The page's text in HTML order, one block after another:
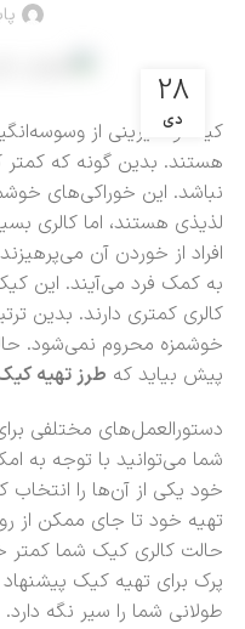
28
دی
کیک و شیرینی از
هستند. بدین گونه که
نباشد. این خوراکی‌های
لذیذی هستند، اما کالری
افراد از خوردن آن
به کمک فرد می‌آیند. این
کالری کمتری دارند. بدین
خوشمزه محروم نمی‌شود.
پیش بیاید که طرز تهیه
دستورالعمل‌های مختلفی
شما می‌توانید با توجه به
خود یکی از آن‌ها را
تهیه خود تا جای ممکن از
حالت کالری کیک شما کمتر
پرک برای تهیه کیک
طولانی شما را سیر نگه دارد.